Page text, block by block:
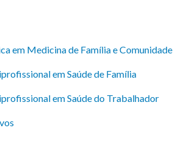
em Medicina de Família e Comunidade
em Saúde de Família
em Saúde do Trabalhador